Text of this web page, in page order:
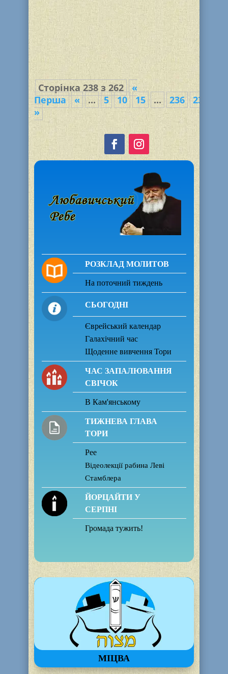
прочие увеселения, жгут костры и
стреляют из лука. Множество людей
посещает в этот день гору Мерон в
Израиле, где находится могила
великого мудреца рабби...
Сторінка 238 з 262
«
Перша
« ... 5 10 15 ... 236 237
»
РОЗКЛАД МОЛИТОВ
На поточний тиждень
СЬОГОДНІ
Єврейський календар
Галахічний час
Щоденне вивчення Тори
ЧАС ЗАПАЛЮВАННЯ
СВІЧОК
В Кам'янському
ТИЖНЕВА ГЛАВА
ТОРИ
Рее
Відеолекції рабина Леві
Стамблера
ЙОРЦАЙТИ У
СЕРПНІ
Громада тужить!
МІЦВА